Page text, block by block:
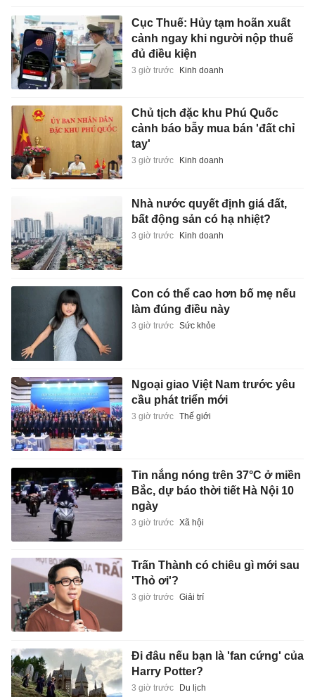
Cục Thuế: Hủy tạm hoãn xuất
cảnh ngay khi người nộp thuế
đủ điều kiện
3 giờ trước Kinh doanh
Chủ tịch đặc khu Phú Quốc
cảnh báo bẫy mua bán 'đất chỉ
tay'
3 giờ trước Kinh doanh
Nhà nước quyết định giá đất,
bất động sản có hạ nhiệt?
3 giờ trước Kinh doanh
Con có thể cao hơn bố mẹ nếu
làm đúng điều này
3 giờ trước Sức khỏe
Ngoại giao Việt Nam trước yêu
cầu phát triển mới
3 giờ trước Thế giới
Tin nắng nóng trên 37°C ở miền
Bắc, dự báo thời tiết Hà Nội 10
ngày
3 giờ trước Xã hội
Trấn Thành có chiêu gì mới sau
'Thỏ ơi'?
3 giờ trước Giải trí
Đi đâu nếu bạn là 'fan cứng' của
Harry Potter?
3 giờ trước Du lịch